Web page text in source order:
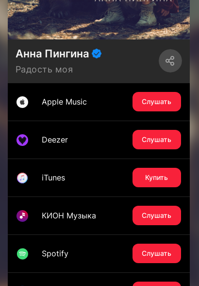
Анна Пингина
Радость моя
Apple Music Слушать
Deezer Слушать
iTunes Купить
КИОН Музыка Слушать
Spotify Слушать